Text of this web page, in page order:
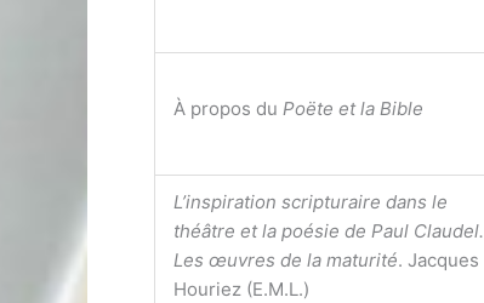
À propos du Poëte et la Bible
L’inspiration scripturaire dans le
théâtre et la poésie de Paul Claudel.
Les œuvres de la maturité. Jacques
Houriez (E.M.L.)